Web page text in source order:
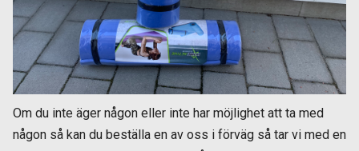
Om du inte äger någon eller inte har möjlighet att ta med
någon så kan du beställa en av oss i förväg så tar vi med en